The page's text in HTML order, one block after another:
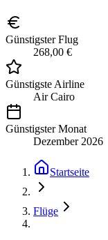
Günstigster Flug
268,00 €
Günstigste Airline
Air Cairo
Günstigster Monat
Dezember 2026
Startseite
Flüge